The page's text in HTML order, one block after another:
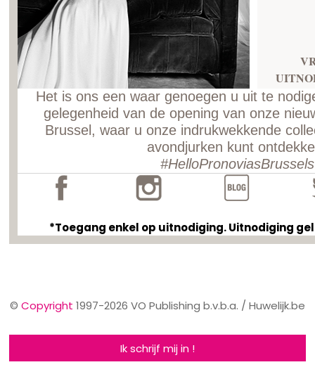
Het is ons een waar genoegen u uit te
gelegenheid van de opening van onze
Brussel, waar u onze indrukwekkende
avondjurken kunt
#HelloPronoviasBrussels
*Toegang enkel op uitnodiging. Uitnodiging
© Copyright 1997-2026 VO Publishing b.v.b.a. / Huwelijk.be
Ik schrijf mij in !